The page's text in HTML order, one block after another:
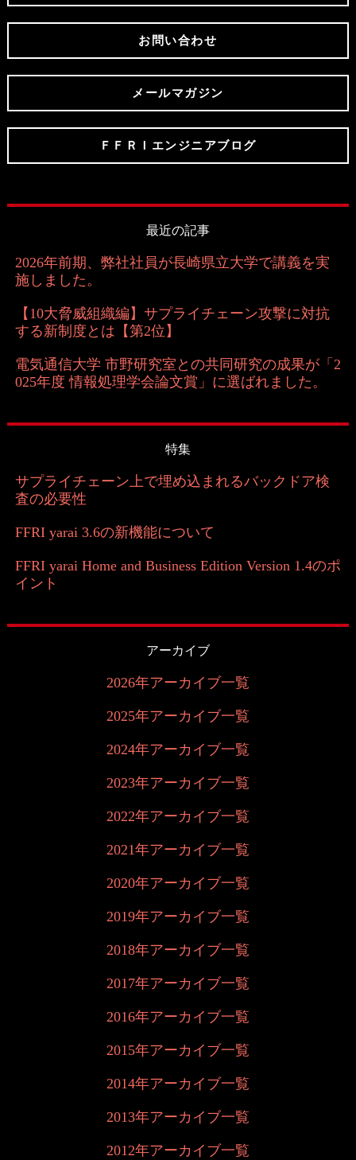
お問い合わせ
メールマガジン
ＦＦＲＩエンジニアブログ
最近の記事
2026年前期、弊社社員が長崎県立大学で講義を実
施しました。
【10大脅威組織編】サプライチェーン攻撃に対抗
する新制度とは【第2位】
電気通信大学 市野研究室との共同研究の成果が「2
025年度 情報処理学会論文賞」に選ばれました。
特集
サプライチェーン上で埋め込まれるバックドア検
査の必要性
FFRI yarai 3.6の新機能について
FFRI yarai Home and Business Edition Version 1.4のポ
イント
アーカイブ
2026年アーカイブ一覧
2025年アーカイブ一覧
2024年アーカイブ一覧
2023年アーカイブ一覧
2022年アーカイブ一覧
2021年アーカイブ一覧
2020年アーカイブ一覧
2019年アーカイブ一覧
2018年アーカイブ一覧
2017年アーカイブ一覧
2016年アーカイブ一覧
2015年アーカイブ一覧
2014年アーカイブ一覧
2013年アーカイブ一覧
2012年アーカイブ一覧